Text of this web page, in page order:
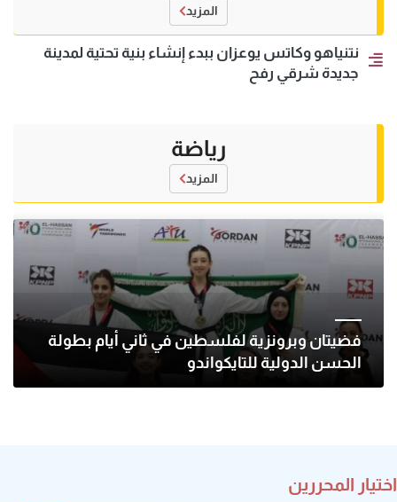
المزيد
نتنياهو وكاتس يوعزان ببدء إنشاء بنية تحتية لمدينة
جديدة شرقي رفح
رياضة
المزيد
فضيتان وبرونزية لفلسطين في ثاني أيام بطولة
الحسن الدولية للتايكواندو
اختيار المحررين